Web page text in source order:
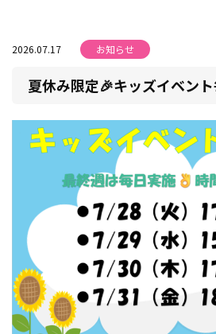
2026.07.17 お知らせ
夏休み限定🎉キッズイベン